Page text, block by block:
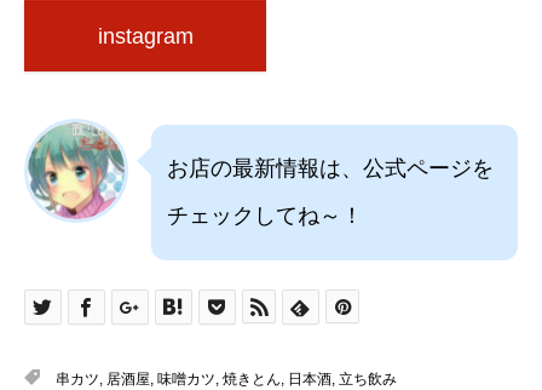
instagram
お店の最新情報は、公式ページを
チェックしてね～！
串カツ, 居酒屋, 味噌カツ, 焼きとん, 日本酒, 立ち飲み